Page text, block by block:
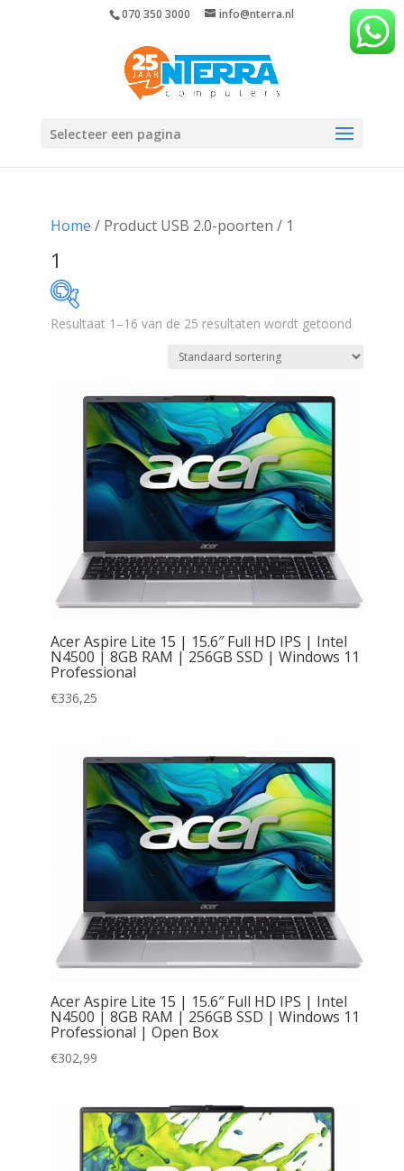
070 350 3000 info@nterra.nl
Selecteer een pagina
Home / Product USB 2.0-poorten / 1
1
Resultaat 1–16 van de 25 resultaten wordt getoond
Acer Aspire Lite 15 | 15.6″ Full HD IPS | Intel
N4500 | 8GB RAM | 256GB SSD | Windows 11
Professional
€336,25
Acer Aspire Lite 15 | 15.6″ Full HD IPS | Intel
N4500 | 8GB RAM | 256GB SSD | Windows 11
Professional | Open Box
€302,99